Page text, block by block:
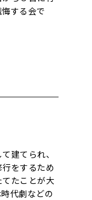
する会で
建てられ、
をするため
たことが大
代劇などの